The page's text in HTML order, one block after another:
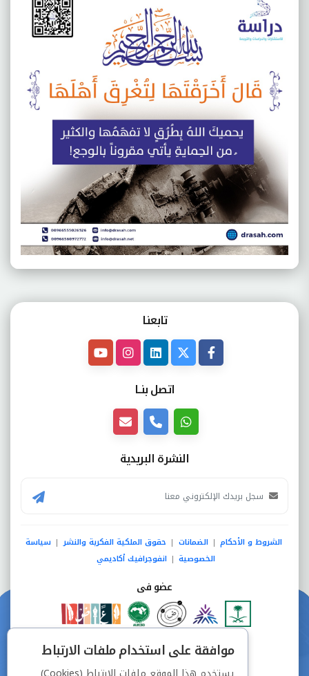
تابعنـا
اتصل بنــا
النشرة البريدية
الشروط و الأحكام | الضمانات | حقوق الملكية الفكرية والنشر | سياسة
الخصوصية | انفوجرافيك أكاديمي
عضو فى
دفع آمن من خلال
موافقة على استخدام ملفات الارتباط